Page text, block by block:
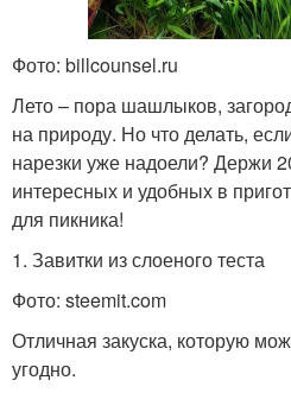
Фото: billcounsel.ru
Лето – пора шашлыков,
на природу. Но что делать,
нарезки уже надоели? Держи
интересных и удобных в
для пикника!
1. Завитки из слоеного теста
Фото: steemit.com
Отличная закуска, которую
угодно.